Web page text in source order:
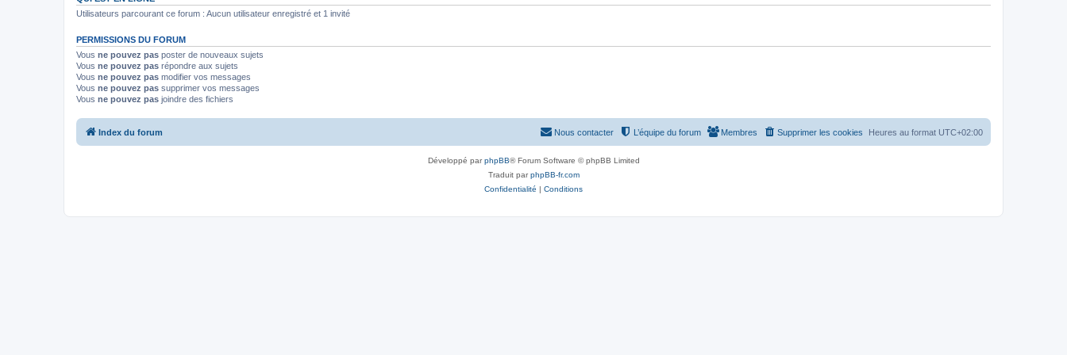
Utilisateurs parcourant ce forum : Aucun utilisateur enregistré et 1 invité
PERMISSIONS DU FORUM
Vous ne pouvez pas poster de nouveaux sujets
Vous ne pouvez pas répondre aux sujets
Vous ne pouvez pas modifier vos messages
Vous ne pouvez pas supprimer vos messages
Vous ne pouvez pas joindre des fichiers
Index du forum Heures au format UTC+02:00
Supprimer les cookies
Membres
L’équipe du forum
Nous contacter
Développé parphpBB® Forum Software © phpBB Limited
Traduit parphpBB-fr.com
Confidentialité | Conditions